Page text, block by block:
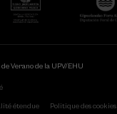
Verano de la UPV/EHU
étendue Politique des cookies